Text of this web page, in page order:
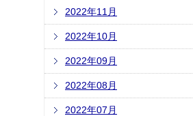
2022年11月
2022年10月
2022年09月
2022年08月
2022年07月